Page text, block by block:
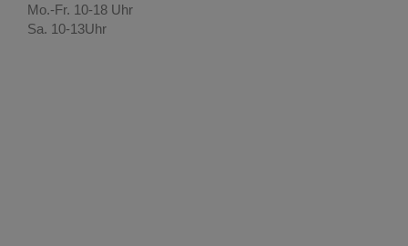
Mo.-Fr. 10-18 Uhr
Sa. 10-13Uhr